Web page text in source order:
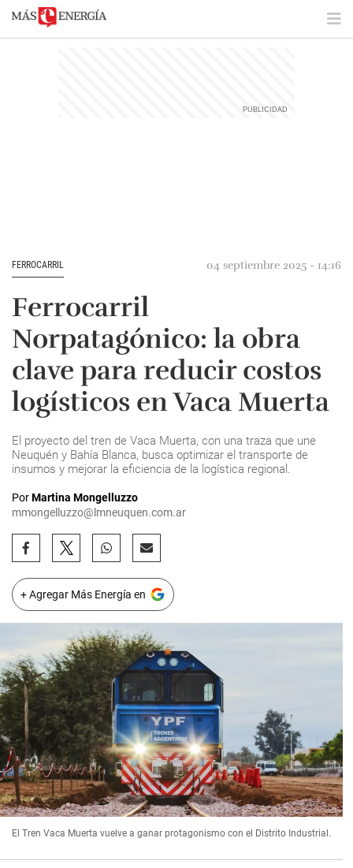
FERROCARRIL 04 septiembre 2025 - 14:16
Ferrocarril
Norpatagónico: la obra
clave para reducir costos
logísticos en Vaca Muerta
El proyecto del tren de Vaca Muerta, con una traza que une
Neuquén y Bahía Blanca, busca optimizar el transporte de
insumos y mejorar la eficiencia de la logística regional.
PorMartina Mongelluzzo
mmongelluzzo@lmneuquen.com.ar
+ Agregar Más Energía en
El Tren Vaca Muerta vuelve a ganar protagonismo con el Distrito Industrial.